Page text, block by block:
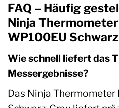
FAQ – Häufig
Ninja
WP100EU
Wie schnell liefert das
Messergebnisse?
Das Ninja Thermometer